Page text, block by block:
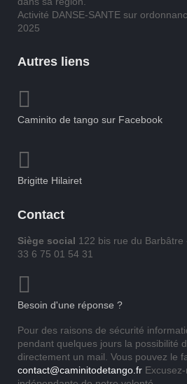
Activité DANSE-SANTE sur
2025
Autres liens
Caminito de tango sur Facebook
Brigitte Hilairet
Contact
Siège social 122 bis rue du Barbâtre
33 6 75 01 54 31
Besoin d'une réponse ?
Pour des raisons de sécurité
pendant quelques jours la possibilité
directement un mail. Vous pouvez le
contact@caminitodetango.fr